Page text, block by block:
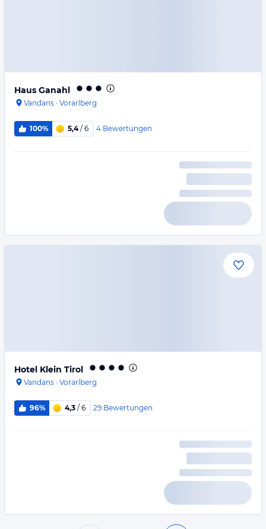
Haus Ganahl
Vandans · Vorarlberg
100% 5,4/ 6 4 Bewertungen
Hotel Klein Tirol
Vandans · Vorarlberg
96% 4,3 / 6 29 Bewertungen